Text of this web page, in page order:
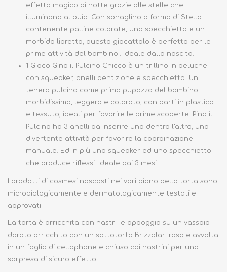
effetto magico di notte grazie alle stelle che
illuminano al buio. Con sonaglino a forma di Stella
contenente palline colorate, uno specchietto e un
morbido libretto, questo giocattolo è perfetto per le
prime attività del bambino.. Ideale dalla nascita.
1 Gioco Gino il Pulcino Chicco è un trillino in peluche
con squeaker, anelli dentizione e specchietto. Un
tenero pulcino come primo pupazzo del bambino:
morbidissimo, leggero e colorato, con parti in plastica
e tessuto, ideali per favorire le prime scoperte. Pino il
Pulcino ha 3 anelli da inserire uno dentro l'altro, una
divertente attività per favorire la coordinazione
manuale. Ed in più uno squeaker ed uno specchietto
che produce riflessi. Ideale dai 3 mesi.
I prodotti di cosmesi nascosti nei vari piano della torta sono
microbiologicamente e dermatologicamente testati e
approvati.
La torta è arricchita con nastri e appoggia su un vassoio
dorato arricchito con un sottotorta Brizzolari rosa e avvolta
in un foglio di cellophane e chiuso coi nastrini per una
sorpresa di sicuro effetto!